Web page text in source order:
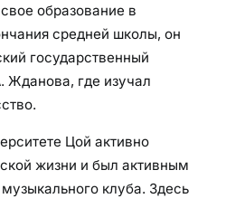
образование в
средней школы, он
государственный
Жданова, где изучал
Цой активно
жизни и был активным
клуба. Здесь